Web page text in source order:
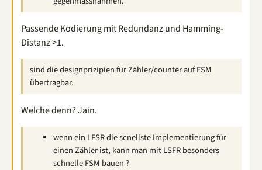
Passende Kodierung mit Redundanz und Hamming-
Distanz >1.
sind die designprizipien für Zähler/counter auf FSM
übertragbar.
Welche denn? Jain.
wenn ein LFSR die scnellste Implementierung für
einen Zähler ist, kann man mit LSFR besonders
schnelle FSM bauen ?